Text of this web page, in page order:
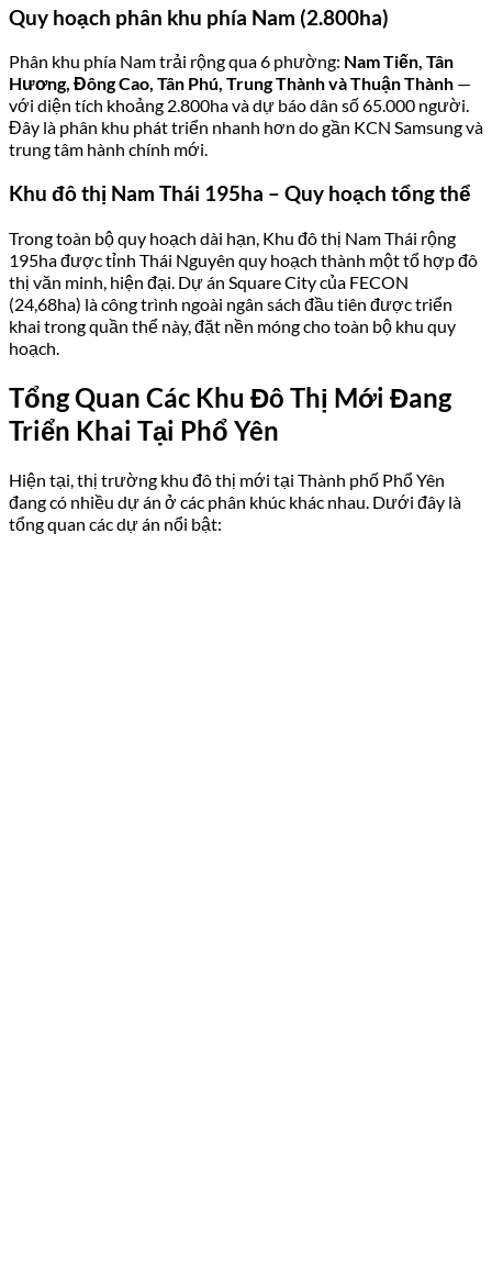
Quy hoạch phân khu phía Nam (2.800ha)
Phân khu phía Nam trải rộng qua 6 phường: Nam Tiến, Tân
Hương, Đông Cao, Tân Phú, Trung Thành và Thuận Thành —
với diện tích khoảng 2.800ha và dự báo dân số 65.000 người.
Đây là phân khu phát triển nhanh hơn do gần KCN Samsung và
trung tâm hành chính mới.
Khu đô thị Nam Thái 195ha – Quy hoạch tổng thể
Trong toàn bộ quy hoạch dài hạn, Khu đô thị Nam Thái rộng
195ha được tỉnh Thái Nguyên quy hoạch thành một tổ hợp đô
thị văn minh, hiện đại. Dự án Square City của FECON
(24,68ha) là công trình ngoài ngân sách đầu tiên được triển
khai trong quần thể này, đặt nền móng cho toàn bộ khu quy
hoạch.
Tổng Quan Các Khu Đô Thị Mới Đang
Triển Khai Tại Phổ Yên
Hiện tại, thị trường khu đô thị mới tại Thành phố Phổ Yên
đang có nhiều dự án ở các phân khúc khác nhau. Dưới đây là
tổng quan các dự án nổi bật: